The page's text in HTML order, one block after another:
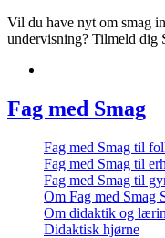
Vil du have nyt om smag
undervisning? Tilmeld dig
Fag med Smag
Fag med Smag til
Fag med Smag til
Fag med Smag til
Om Fag med Smag
Om didaktik og
Didaktisk hjørne